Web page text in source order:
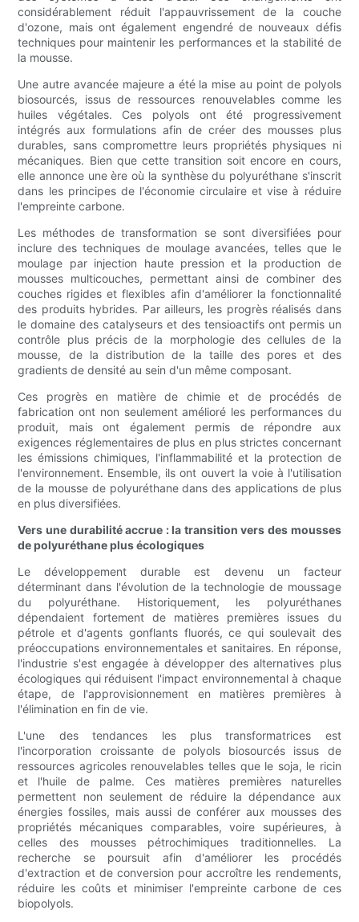
considérablement réduit l'appauvrissement de la couche
d'ozone, mais ont également engendré de nouveaux défis
techniques pour maintenir les performances et la stabilité de
la mousse.
Une autre avancée majeure a été la mise au point de polyols
biosourcés, issus de ressources renouvelables comme les
huiles végétales. Ces polyols ont été progressivement
intégrés aux formulations afin de créer des mousses plus
durables, sans compromettre leurs propriétés physiques ni
mécaniques. Bien que cette transition soit encore en cours,
elle annonce une ère où la synthèse du polyuréthane s'inscrit
dans les principes de l'économie circulaire et vise à réduire
l'empreinte carbone.
Les méthodes de transformation se sont diversifiées pour
inclure des techniques de moulage avancées, telles que le
moulage par injection haute pression et la production de
mousses multicouches, permettant ainsi de combiner des
couches rigides et flexibles afin d'améliorer la fonctionnalité
des produits hybrides. Par ailleurs, les progrès réalisés dans
le domaine des catalyseurs et des tensioactifs ont permis un
contrôle plus précis de la morphologie des cellules de la
mousse, de la distribution de la taille des pores et des
gradients de densité au sein d'un même composant.
Ces progrès en matière de chimie et de procédés de
fabrication ont non seulement amélioré les performances du
produit, mais ont également permis de répondre aux
exigences réglementaires de plus en plus strictes concernant
les émissions chimiques, l'inflammabilité et la protection de
l'environnement. Ensemble, ils ont ouvert la voie à l'utilisation
de la mousse de polyuréthane dans des applications de plus
en plus diversifiées.
Vers une durabilité accrue : la transition vers des mousses
de polyuréthane plus écologiques
Le développement durable est devenu un facteur
déterminant dans l'évolution de la technologie de moussage
du polyuréthane. Historiquement, les polyuréthanes
dépendaient fortement de matières premières issues du
pétrole et d'agents gonflants fluorés, ce qui soulevait des
préoccupations environnementales et sanitaires. En réponse,
l'industrie s'est engagée à développer des alternatives plus
écologiques qui réduisent l'impact environnemental à chaque
étape, de l'approvisionnement en matières premières à
l'élimination en fin de vie.
L'une des tendances les plus transformatrices est
l'incorporation croissante de polyols biosourcés issus de
ressources agricoles renouvelables telles que le soja, le ricin
et l'huile de palme. Ces matières premières naturelles
permettent non seulement de réduire la dépendance aux
énergies fossiles, mais aussi de conférer aux mousses des
propriétés mécaniques comparables, voire supérieures, à
celles des mousses pétrochimiques traditionnelles. La
recherche se poursuit afin d'améliorer les procédés
d'extraction et de conversion pour accroître les rendements,
réduire les coûts et minimiser l'empreinte carbone de ces
biopolyols.